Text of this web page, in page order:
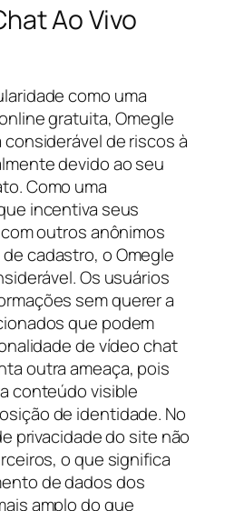
Ao Vivo
como uma
gratuita, Omegle
de riscos à
devido ao seu
Como uma
incentiva seus
outros anônimos
cadastro, o Omegle
Os usuários
sem querer a
que podem
de vídeo chat
outra ameaça, pois
conteúdo visible
de identidade. No
privacidade do site não
o que significa
de dados dos
amplo do que